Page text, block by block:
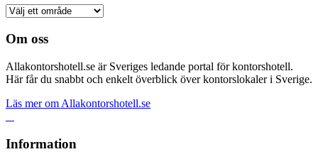
Om oss
Allakontorshotell.se är Sveriges ledande portal för kontorshotell.
Här får du snabbt och enkelt överblick över kontorslokaler i Sverige.
Läs mer om Allakontorshotell.se
Information